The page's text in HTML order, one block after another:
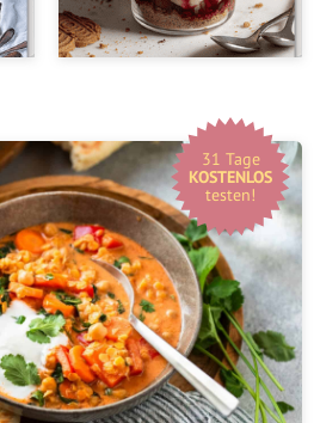
31 Tage
KOSTENLOS
testen!